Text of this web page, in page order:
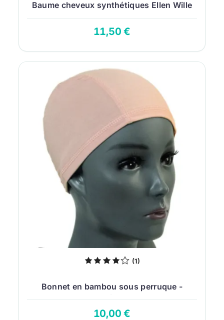
Baume cheveux synthétiques Ellen Wille
200 ml...
11,50 €
(1)
Bonnet en bambou sous perruque -
Protection du...
10,00 €